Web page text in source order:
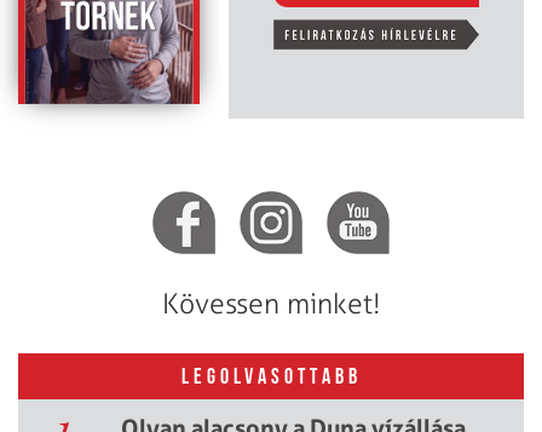
Kövessen minket!
LEGOLVASOTTABB